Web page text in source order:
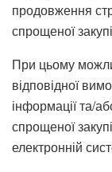
продовження
спрощеної
При цьому
відповідної
інформації та/
спрощеної
електронній